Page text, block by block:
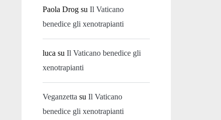
Paola Drog suIl Vaticano
benedice gli xenotrapianti
luca suIl Vaticano benedice gli
xenotrapianti
Veganzetta suIl Vaticano
benedice gli xenotrapianti